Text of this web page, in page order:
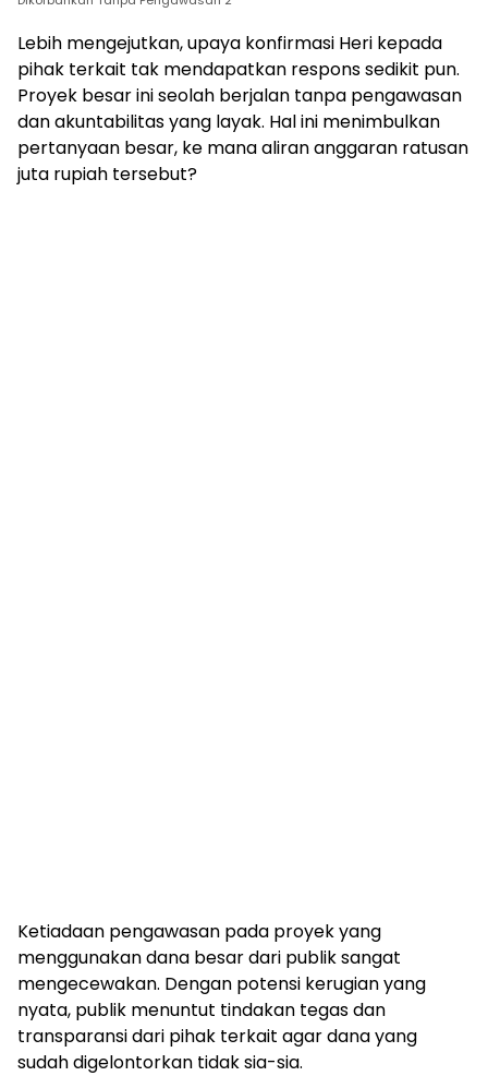
Lebih mengejutkan, upaya konfirmasi Heri kepada
pihak terkait tak mendapatkan respons sedikit pun.
Proyek besar ini seolah berjalan tanpa pengawasan
dan akuntabilitas yang layak. Hal ini menimbulkan
pertanyaan besar, ke mana aliran anggaran ratusan
juta rupiah tersebut?
Ketiadaan pengawasan pada proyek yang
menggunakan dana besar dari publik sangat
mengecewakan. Dengan potensi kerugian yang
nyata, publik menuntut tindakan tegas dan
transparansi dari pihak terkait agar dana yang
sudah digelontorkan tidak sia-sia.